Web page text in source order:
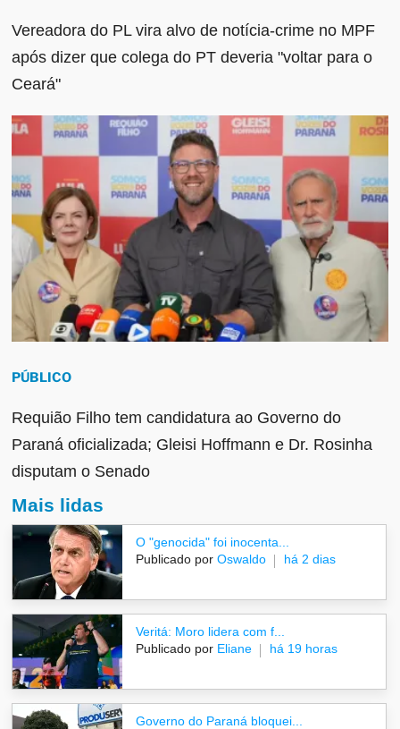
Vereadora do PL vira alvo de notícia-crime no MPF
após dizer que colega do PT deveria "voltar para o
Ceará"
PÚBLICO
Requião Filho tem candidatura ao Governo do
Paraná oficializada; Gleisi Hoffmann e Dr. Rosinha
disputam o Senado
Mais lidas
O "genocida" foi inocenta...
Publicado por Oswaldo há 2 dias
Veritá: Moro lidera com f...
Publicado por Eliane há 19 horas
Governo do Paraná bloquei...